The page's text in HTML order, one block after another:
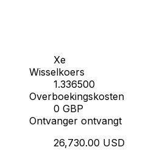
Xe
Wisselkoers
1.336500
Overboekingskosten
0 GBP
Ontvanger ontvangt
26,730.00 USD